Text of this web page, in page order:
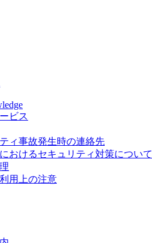
ビス
ィ事故発生時の連絡先
おけるセキュリティ対策について
用上の注意